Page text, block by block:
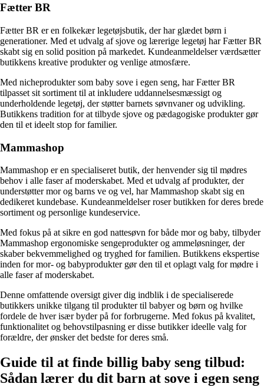
Fætter BR
Fætter BR er en folkekær legetøjsbutik, der har glædet børn i
generationer. Med et udvalg af sjove og lærerige legetøj har Fætter BR
skabt sig en solid position på markedet. Kundeanmeldelser værdsætter
butikkens kreative produkter og venlige atmosfære.
Med nicheprodukter som baby sove i egen seng, har Fætter BR
tilpasset sit sortiment til at inkludere uddannelsesmæssigt og
underholdende legetøj, der støtter barnets søvnvaner og udvikling.
Butikkens tradition for at tilbyde sjove og pædagogiske produkter gør
den til et ideelt stop for familier.
Mammashop
Mammashop er en specialiseret butik, der henvender sig til mødres
behov i alle faser af moderskabet. Med et udvalg af produkter, der
understøtter mor og barns ve og vel, har Mammashop skabt sig en
dedikeret kundebase. Kundeanmeldelser roser butikken for deres brede
sortiment og personlige kundeservice.
Med fokus på at sikre en god nattesøvn for både mor og baby, tilbyder
Mammashop ergonomiske sengeprodukter og ammeløsninger, der
skaber bekvemmelighed og tryghed for familien. Butikkens ekspertise
inden for mor- og babyprodukter gør den til et oplagt valg for mødre i
alle faser af moderskabet.
Denne omfattende oversigt giver dig indblik i de specialiserede
butikkers unikke tilgang til produkter til babyer og børn og hvilke
fordele de hver især byder på for forbrugerne. Med fokus på kvalitet,
funktionalitet og behovstilpasning er disse butikker ideelle valg for
forældre, der ønsker det bedste for deres små.
Guide til at finde billig baby seng tilbud:
Sådan lærer du dit barn at sove i egen seng